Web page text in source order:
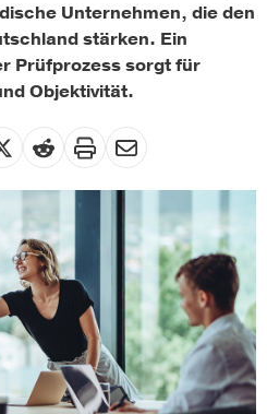
Unternehmen, die den
stärken. Ein
Prüfprozess sorgt für
Objektivität.